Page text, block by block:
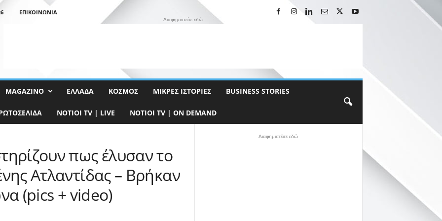
ΕΠΙΚΟΙΝΩΝΊΑ
Διαφημιστείτε εδώ
MAGAZINO ΕΛΛΆΔΑ ΚΌΣΜΟΣ ΜΙΚΡΈΣ ΙΣΤΟΡΊΕΣ BUSINESS STORIES
NOTIOI TV | LIVE NOTIOI TV | ON DEMAND
πως έλυσαν το
Ατλαντίδας – Βρήκαν
(pics + video)
Διαφημιστέιτε εδώ